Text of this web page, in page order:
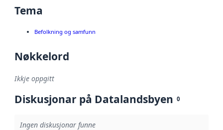
Tema
Befolkning og samfunn
Nøkkelord
Ikkje oppgitt
Diskusjonar på Datalandsbyen 0
Ingen diskusjonar funne